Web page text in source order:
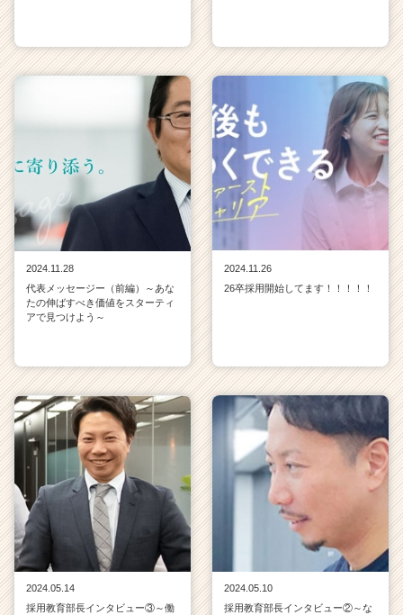
2024.11.28
代表メッセージー（前編）～あな
たの伸ばすべき価値をスターティ
アで見つけよう～
2024.11.26
26卒採用開始してます！！！！！
2024.05.14
採用教育部長インタビュー③～働
2024.05.10
採用教育部長インタビュー②～な